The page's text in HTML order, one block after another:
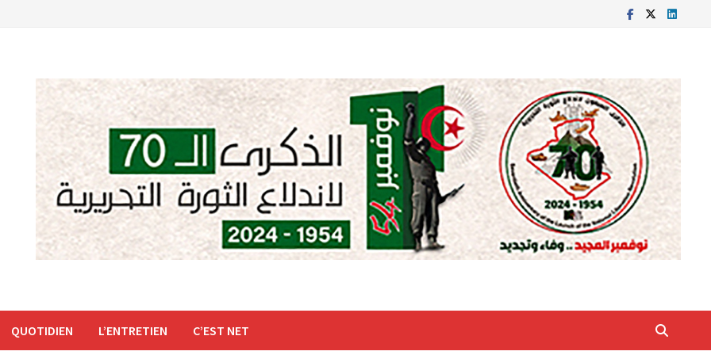
QUOTIDIEN L’ENTRETIEN C’EST NET